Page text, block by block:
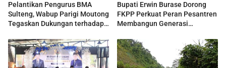
Pelantikan Pengurus BMA
Sulteng, Wabup Parigi Moutong
Tegaskan Dukungan terhadap
Bupati Erwin Burase Dorong
FKPP Perkuat Peran Pesantren
Membangun Generasi